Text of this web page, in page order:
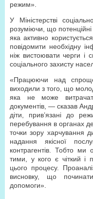
режим».
У Міністерстві
розуміючи, що
яка активно
повідомити необхідну
ніж вистоювати черги і
соціального захисту
«Працюючи над
виходили з того, що
яка не може
документів, — сказав
діти, прив’язані до
перебування в органах
точки зору харчування
надання якісної
контрагентів. Тобто ми
тими, у кого є чіткий і
цього процесу.
висновку, що
допомоги».